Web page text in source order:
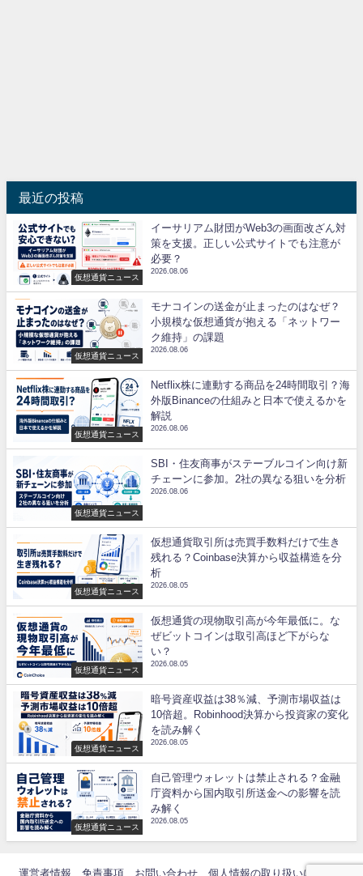
最近の投稿
仮想通貨ニュース
イーサリアム財団がWeb3の画面改ざん対
策を支援。正しい公式サイトでも注意が
必要？
2026.08.06
仮想通貨ニュース
モナコインの送金が止まったのはなぜ？
小規模な仮想通貨が抱える「ネットワー
ク維持」の課題
2026.08.06
仮想通貨ニュース
Netflix株に連動する商品を24時間取引？海
外版Binanceの仕組みと日本で使えるかを
解説
2026.08.06
仮想通貨ニュース
SBI・住友商事がステーブルコイン向け新
チェーンに参加。2社の異なる狙いを分析
2026.08.06
仮想通貨ニュース
仮想通貨取引所は売買手数料だけで生き
残れる？Coinbase決算から収益構造を分
析
2026.08.05
仮想通貨ニュース
仮想通貨の現物取引高が今年最低に。な
ぜビットコインは取引高ほど下がらな
い？
2026.08.05
仮想通貨ニュース
暗号資産収益は38％減、予測市場収益は
10倍超。Robinhood決算から投資家の変化
を読み解く
2026.08.05
仮想通貨ニュース
自己管理ウォレットは禁止される？金融
庁資料から国内取引所送金への影響を読
み解く
2026.08.05
運営者情報 免責事項 お問い合わせ 個人情報の取り扱いについて